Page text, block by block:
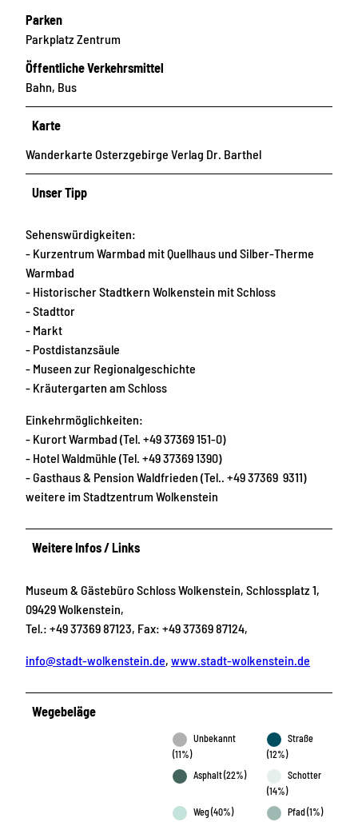
Parken
Parkplatz Zentrum
Öffentliche Verkehrsmittel
Bahn, Bus
Karte
Wanderkarte Osterzgebirge Verlag Dr. Barthel
Unser Tipp
Sehenswürdigkeiten:
- Kurzentrum Warmbad mit Quellhaus und Silber-Therme
Warmbad
- Historischer Stadtkern Wolkenstein mit Schloss
- Stadttor
- Markt
- Postdistanzsäule
- Museen zur Regionalgeschichte
- Kräutergarten am Schloss
Einkehrmöglichkeiten:
- Kurort Warmbad (Tel. +49 37369 151-0)
- Hotel Waldmühle (Tel. +49 37369 1390)
- Gasthaus & Pension Waldfrieden (Tel.. +49 37369 9311)
weitere im Stadtzentrum Wolkenstein
Weitere Infos / Links
Museum & Gästebüro Schloss Wolkenstein, Schlossplatz 1,
09429 Wolkenstein,
Tel.: +49 37369 87123, Fax: +49 37369 87124,
info@stadt-wolkenstein.de, www.stadt-wolkenstein.de
Wegebeläge
Unbekannt
(11%)
Straße
(12%)
Asphalt (22%)
Schotter
(14%)
Weg (40%)
Pfad (1%)